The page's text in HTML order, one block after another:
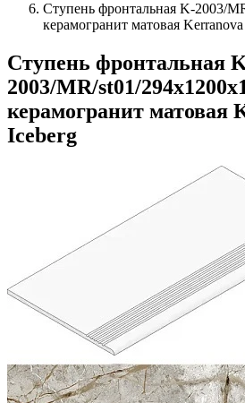
Ступень фронтальная K-2003/
керамогранит матовая
Ступень фронтальная
2003/MR/st01/
керамогранит матовая
Iceberg